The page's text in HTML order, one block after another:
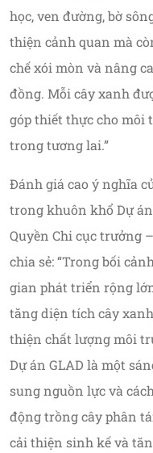
học, ven đường, bờ
thiện cảnh quan mà
chế xói mòn và nâng
đồng. Mỗi cây xanh
góp thiết thực cho môi
trong tương lai.”
Đánh giá cao ý nghĩa
trong khuôn khổ Dự
Quyền Chi cục trưởng
chia sẻ: “Trong bối
gian phát triển rộng
tăng diện tích cây
thiện chất lượng môi
Dự án GLAD là một
sung nguồn lực và
động trồng cây phân
cải thiện sinh kế và